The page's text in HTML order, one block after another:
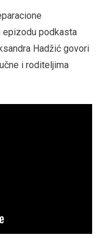
epizodu podkasta
Hadžić govori
i roditeljima